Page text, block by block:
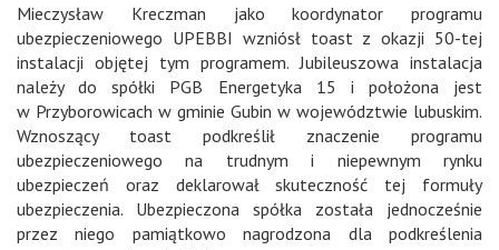
Mieczysław Kreczman jako koordynator programu
ubezpieczeniowego UPEBBI wzniósł toast z okazji 50-tej
instalacji objętej tym programem. Jubileuszowa instalacja
należy do spółki PGB Energetyka 15 i położona jest
w Przyborowicach w gminie Gubin w województwie lubuskim.
Wznoszący toast podkreślił znaczenie programu
ubezpieczeniowego na trudnym i niepewnym rynku
ubezpieczeń oraz deklarował skuteczność tej formuły
ubezpieczenia. Ubezpieczona spółka została jednocześnie
przez niego pamiątkowo nagrodzona dla podkreślenia